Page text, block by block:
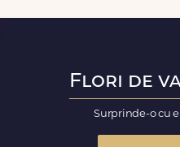
Flori de
Surprinde-o cu